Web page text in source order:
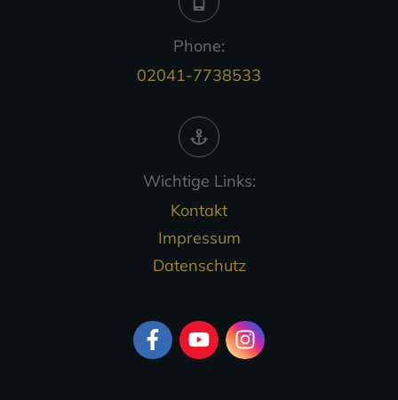
Phone:
02041-7738533
Wichtige Links:
Kontakt
Impressum
Datenschutz